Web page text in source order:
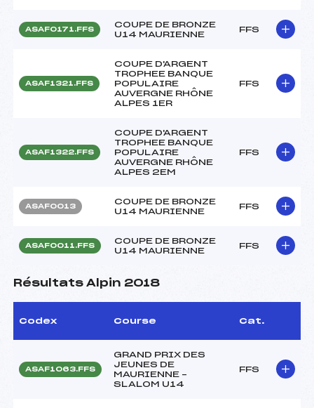
ASAF0171.FFS
COUPE DE BRONZE
U14 MAURIENNE
FFS
ASAF1321.FFS
COUPE D'ARGENT
TROPHEE BANQUE
POPULAIRE
AUVERGNE RHÔNE
ALPES 1ER
FFS
ASAF1322.FFS
COUPE D'ARGENT
TROPHEE BANQUE
POPULAIRE
AUVERGNE RHÔNE
ALPES 2EM
FFS
ASAF0013
COUPE DE BRONZE
U14 MAURIENNE
FFS
ASAF0011.FFS
COUPE DE BRONZE
U14 MAURIENNE
FFS
Résultats Alpin 2018
Codex Course Cat.
ASAF1063.FFS
GRAND PRIX DES
JEUNES DE
MAURIENNE –
SLALOM U14
FFS